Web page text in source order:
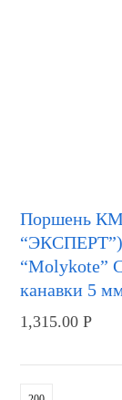
Поршень
“ЭКСПЕРТ”)
“Molykote”
канавки 5
1,315.00Р